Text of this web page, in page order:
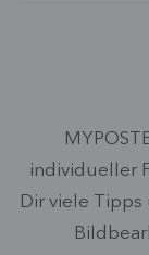
individueller
Dir viele Tipps